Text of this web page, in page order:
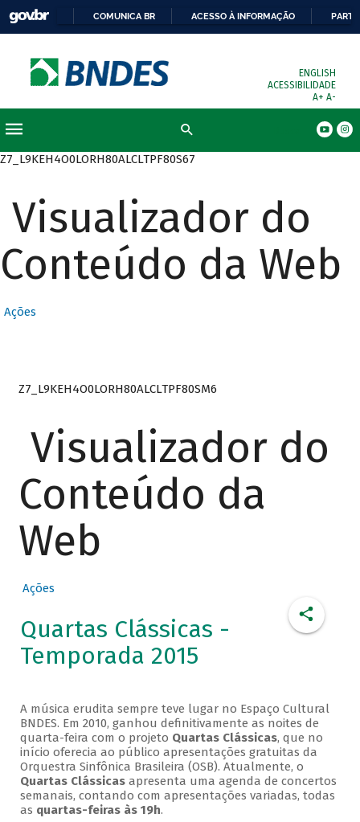
COMUNICA BR ACESSO À INFORMAÇÃO
ENGLISH
ACESSIBILIDADE
A+ A-
Z7_L9KEH4O0LORH80ALCLTPF80S67
Visualizador do
Conteúdo da Web
Ações
Z7_L9KEH4O0LORH80ALCLTPF80SM6
Visualizador do
Conteúdo da
Web
Ações
Quartas Clássicas -
Temporada 2015
A música erudita sempre teve lugar no Espaço Cultural
BNDES. Em 2010, ganhou definitivamente as noites de
quarta-feira com o projeto Quartas Clássicas, que no
início oferecia ao público apresentações gratuitas da
Orquestra Sinfônica Brasileira (OSB). Atualmente, o
Quartas Clássicasapresenta uma agenda de concertos
semanais, contando com apresentações variadas, todas
as quartas-feiras às 19h.